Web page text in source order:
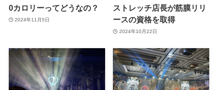
0カロリーってどうなの？
2024年11月5日
ストレッチ店長が筋膜リリ
ースの資格を取得
2024年10月22日